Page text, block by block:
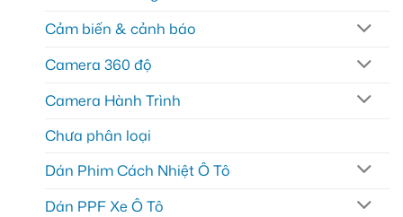
Cảm biến & cảnh báo
Camera 360 độ
Camera Hành Trình
Chưa phân loại
Dán Phim Cách Nhiệt Ô Tô
Dán PPF Xe Ô Tô